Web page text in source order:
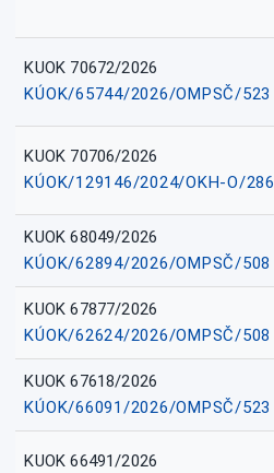
KUOK 70672/2026
KÚOK/65744/2026/OMPSČ/523
KUOK 70706/2026
KÚOK/129146/2024/OKH-O/286
KUOK 68049/2026
KÚOK/62894/2026/OMPSČ/508
KUOK 67877/2026
KÚOK/62624/2026/OMPSČ/508
KUOK 67618/2026
KÚOK/66091/2026/OMPSČ/523
KUOK 66491/2026